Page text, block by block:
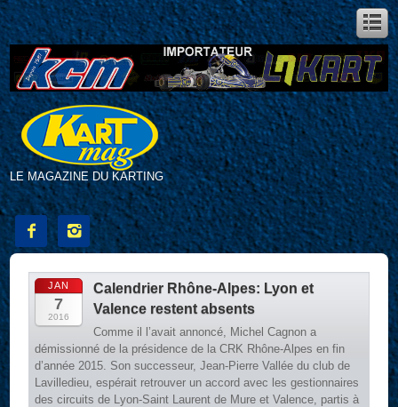
LE MAGAZINE DU KARTING
 
JAN
7
2016
Calendrier Rhône-Alpes: Lyon et
Valence restent absents
Comme il l’avait annoncé, Michel Cagnon a
démissionné de la présidence de la CRK Rhône-Alpes en fin
d’année 2015. Son successeur, Jean-Pierre Vallée du club de
Lavilledieu, espérait retrouver un accord avec les gestionnaires
des circuits de Lyon-Saint Laurent de Mure et Valence, partis à